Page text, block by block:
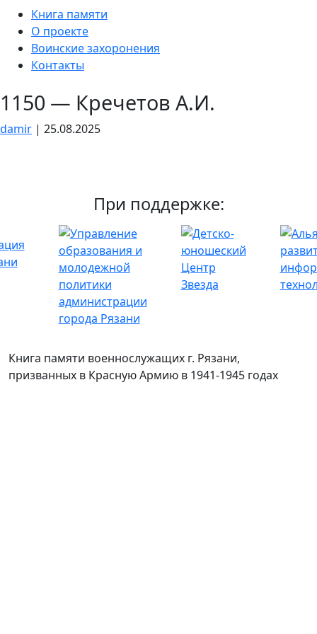
content
Книга памяти
О проекте
Воинские захоронения
Контакты
1150 — Кречетов А.И.
damir | 25.08.2025
При поддержке:
Книга памяти военнослужащих г. Рязани,
призванных в Красную Армию в 1941-1945 годах